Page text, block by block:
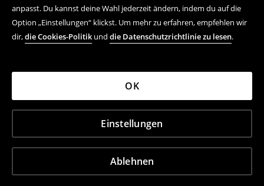
anpasst. Du kannst deine Wahl jederzeit ändern, indem du auf die
Option „Einstellungen“ klickst. Um mehr zu erfahren, empfehlen wir
dir,die Cookies-Politik und die Datenschutzrichtlinie zu lesen.
Ablehnen
Einstellungen
OK